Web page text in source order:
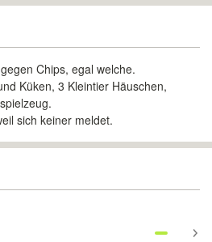
Chips, egal welche.
Küken, 3 Kleintier Häuschen,
sich keiner meldet.